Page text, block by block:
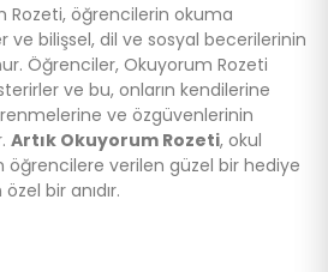
Rozeti, öğrencilerin okuma
ve bilişsel, dil ve sosyal becerilerinin
Öğrenciler, Okuyorum Rozeti
ve bu, onların kendilerine
ve özgüvenlerinin
Artık Okuyorum Rozeti, okul
verilen güzel bir hediye
bir anıdır.